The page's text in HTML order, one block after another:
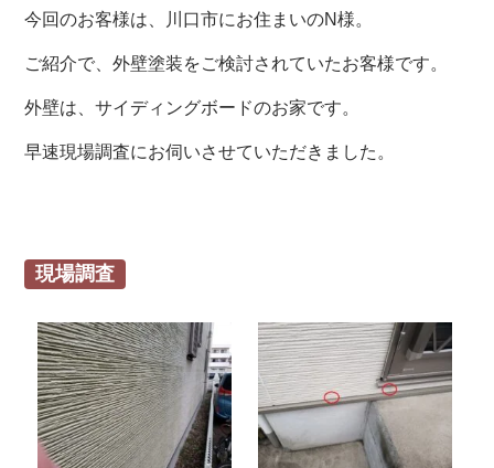
今回のお客様は、川口市にお住まいのN様。
ご紹介で、外壁塗装をご検討されていたお客様です。
外壁は、サイディングボードのお家です。
早速現場調査にお伺いさせていただきました。
現場調査